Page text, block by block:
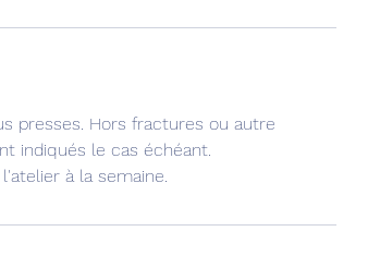
presses. Hors fractures ou autre
indiqués le cas échéant.
à la semaine.